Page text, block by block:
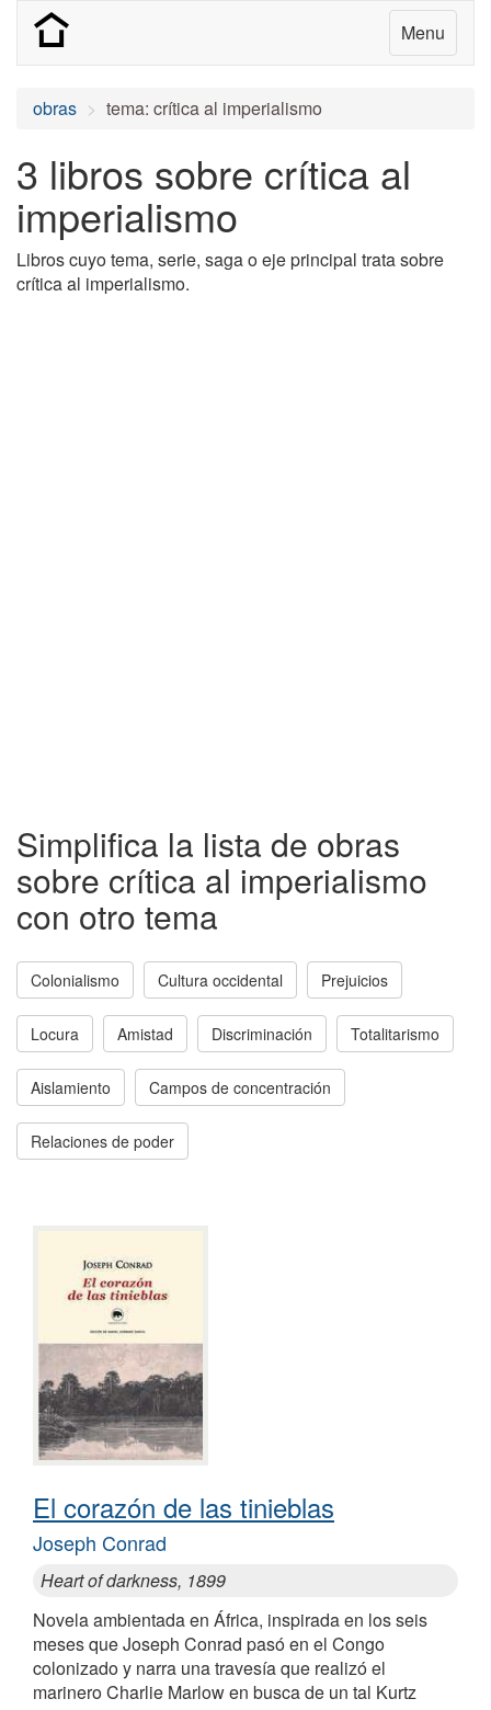
Menu
obras tema: crítica al imperialismo
3 libros sobre crítica al
imperialismo
Libros cuyo tema, serie, saga o eje principal trata sobre
crítica al imperialismo.
Simplifica la lista de obras
sobre crítica al imperialismo
con otro tema
Colonialismo Cultura occidental Prejuicios
Locura Amistad Discriminación Totalitarismo
Aislamiento Campos de concentración
Relaciones de poder
El corazón de las tinieblas
Joseph Conrad
Heart of darkness, 1899
Novela ambientada en África, inspirada en los seis
meses que Joseph Conrad pasó en el Congo
colonizado y narra una travesía que realizó el
marinero Charlie Marlow en busca de un tal Kurtz